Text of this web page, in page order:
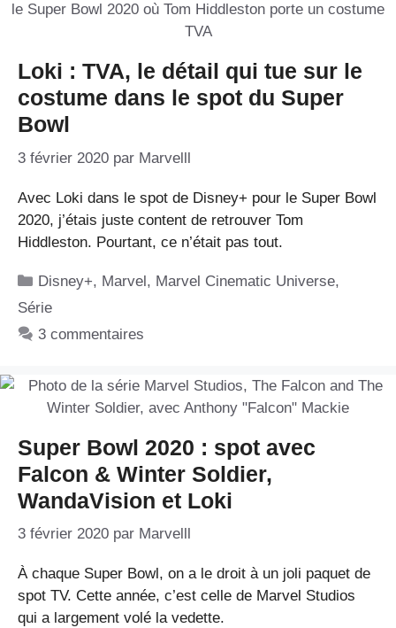
Loki : TVA, le détail qui tue sur le
costume dans le spot du Super
Bowl
3 février 2020 par Marvelll
Avec Loki dans le spot de Disney+ pour le Super Bowl
2020, j’étais juste content de retrouver Tom
Hiddleston. Pourtant, ce n’était pas tout.
Catégories
Disney+, Marvel, Marvel Cinematic Universe,
Série
3 commentaires
Super Bowl 2020 : spot avec
Falcon & Winter Soldier,
WandaVision et Loki
3 février 2020 par Marvelll
À chaque Super Bowl, on a le droit à un joli paquet de
spot TV. Cette année, c’est celle de Marvel Studios
qui a largement volé la vedette.